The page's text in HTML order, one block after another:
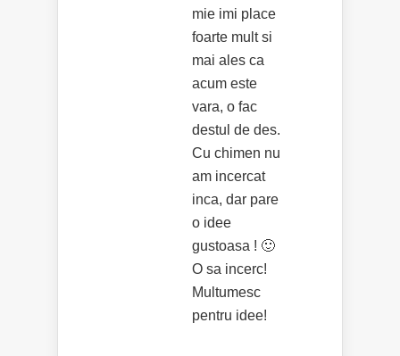
mie imi place
foarte mult si
mai ales ca
acum este
vara, o fac
destul de des.
Cu chimen nu
am incercat
inca, dar pare
o idee
gustoasa ! 🙂
O sa incerc!
Multumesc
pentru idee!